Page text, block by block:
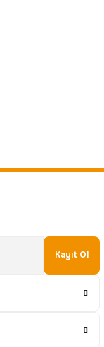
Kayıt Ol